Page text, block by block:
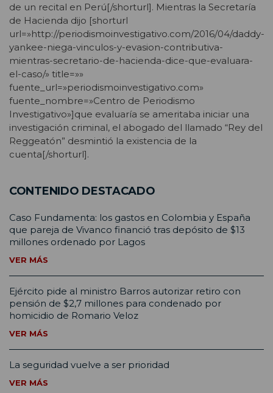
de un recital en Perú[/shorturl]. Mientras la Secretaría
de Hacienda dijo [shorturl
url=»http://periodismoinvestigativo.com/2016/04/daddy-
yankee-niega-vinculos-y-evasion-contributiva-
mientras-secretario-de-hacienda-dice-que-evaluara-
el-caso/» title=»»
fuente_url=»periodismoinvestigativo.com»
fuente_nombre=»Centro de Periodismo
Investigativo»]que evaluaría se ameritaba iniciar una
investigación criminal, el abogado del llamado “Rey del
Reggeatón” desmintió la existencia de la
cuenta[/shorturl].
CONTENIDO DESTACADO
Caso Fundamenta: los gastos en Colombia y España
que pareja de Vivanco financió tras depósito de $13
millones ordenado por Lagos
VER MÁS
Ejército pide al ministro Barros autorizar retiro con
pensión de $2,7 millones para condenado por
homicidio de Romario Veloz
VER MÁS
La seguridad vuelve a ser prioridad
VER MÁS